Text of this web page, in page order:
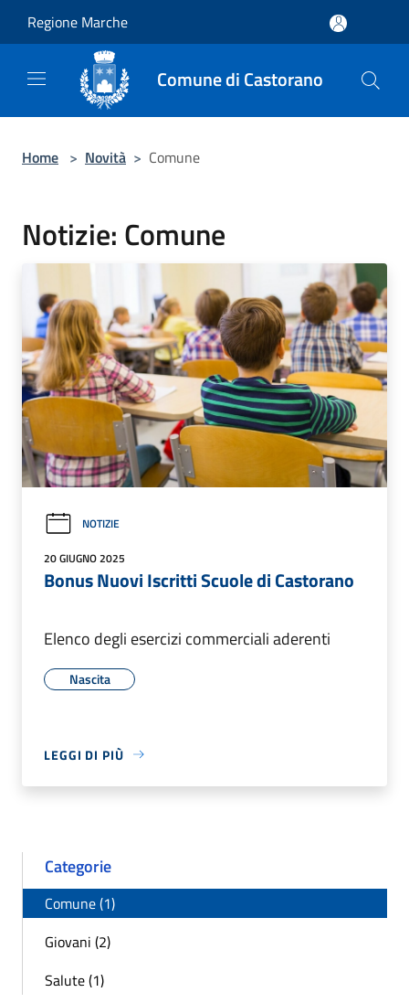
Regione Marche
Comune di Castorano
Home > Novità > Comune
Notizie: Comune
NOTIZIE
20 GIUGNO 2025
Bonus Nuovi Iscritti Scuole di Castorano
Elenco degli esercizi commerciali aderenti
Nascita
LEGGI DI PIÙ
Categorie
Comune (1)
Giovani (2)
Salute (1)